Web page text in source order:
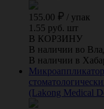
155.00 / упак
1.55 руб. шт
В КОРЗИНУ
В наличии во
В наличии в
(Lakong Medical